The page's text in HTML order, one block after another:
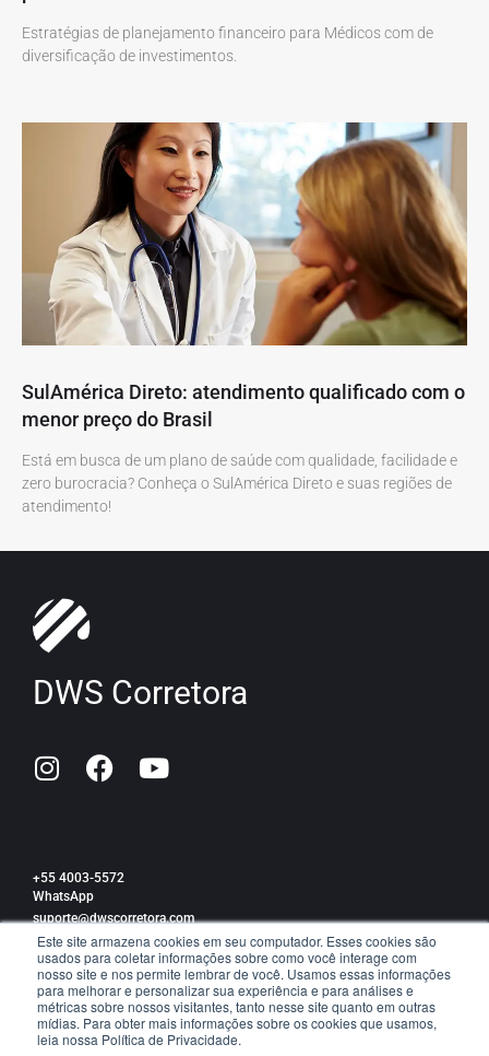
Este site armazena cookies em seu computador. Esses cookies são
usados para coletar informações sobre como você interage com
nosso site e nos permite lembrar de você. Usamos essas informações
para melhorar e personalizar sua experiência e para análises e
métricas sobre nossos visitantes, tanto nesse site quanto em outras
mídias. Para obter mais informações sobre os cookies que usamos,
leia nossa Política de Privacidade.
Estratégias de planejamento financeiro para Médicos com de
diversificação de investimentos.
SulAmérica Direto: atendimento qualificado com o
menor preço do Brasil
Está em busca de um plano de saúde com qualidade, facilidade e
zero burocracia? Conheça o SulAmérica Direto e suas regiões de
atendimento!
DWS Corretora
+55 4003-5572
WhatsApp
suporte@dwscorretora.com
Política de privacidade
TRABALHE CONOSCO